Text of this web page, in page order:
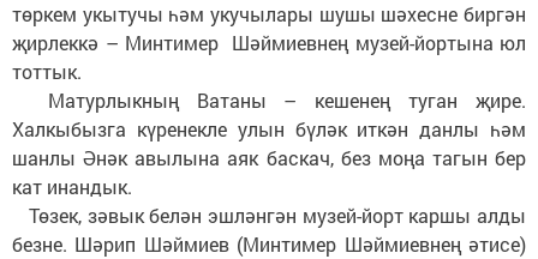
төркем укытучы һәм укучылары шушы шәхесне биргән
җирлеккә – Минтимер Шәймиевнең музей-йортына юл
тоттык.
Матурлыкның Ватаны – кешенең туган җире.
Халкыбызга күренекле улын бүләк иткән данлы һәм
шанлы Әнәк авылына аяк баскач, без моңа тагын бер
кат инандык.
Төзек, зәвык белән эшләнгән музей-йорт каршы алды
безне. Шәрип Шәймиев (Минтимер Шәймиевнең әтисе)